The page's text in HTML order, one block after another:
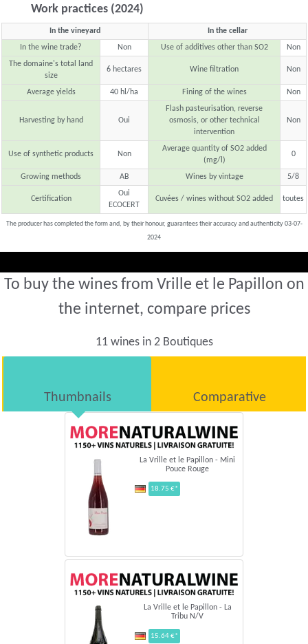
Work practices (2024)
In the vineyard
In the cellar
In the wine trade?
Non Use of additives other than SO2
Non
The domaine's total land
size
6 hectares Wine filtration Non
Average yields 40 hl/ha Fining of the wines Non
Harvesting by hand Oui
Flash pasteurisation, reverse
osmosis, or other technical
intervention
Non
Use of synthetic products Non
Average quantity of SO2 added
(mg/l)
0
Growing methods AB Wines by vintage 5/8
Certification
Oui
ECOCERT
Cuvées / wines without SO2 added toutes
The producer has completed the form and, by their honour, guarantees their accuracy and authenticity 03-07-
2024
To buy the wines from Vrille et le Papillon on
the internet, compare prices
11 wines in 2 Boutiques
Thumbnails Comparative
La Vrille et le Papillon - Mini
Pouce Rouge
18.75 €*
La Vrille et le Papillon - La
Tribu N/V
15.64 €*